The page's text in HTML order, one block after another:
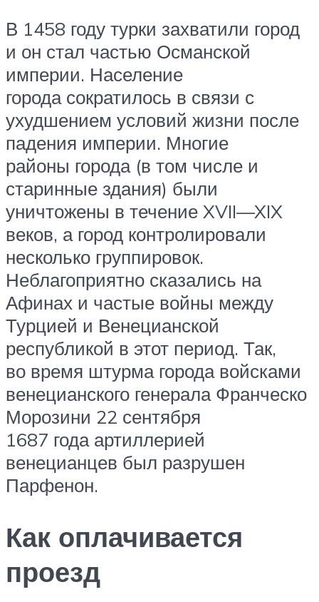
В 1458 году турки захватили город
и он стал частью Османской
империи. Население
города сократилось в связи с
ухудшением условий жизни после
падения империи. Многие
районы города (в том числе и
старинные здания) были
уничтожены в течение XVII—XIX
веков, а город контролировали
несколько группировок.
Неблагоприятно сказались на
Афинах и частые войны между
Турцией и Венецианской
республикой в этот период. Так,
во время штурма города войсками
венецианского генерала Франческо
Морозини 22 сентября
1687 года артиллерией
венецианцев был разрушен
Парфенон.
Как оплачивается
проезд